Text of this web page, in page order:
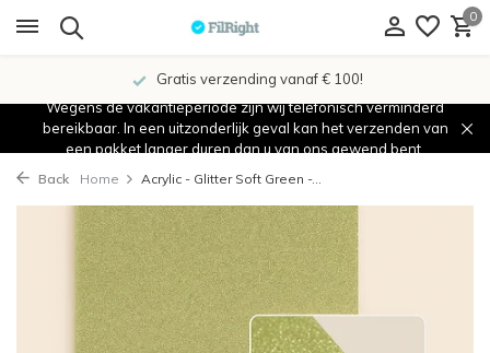
0
Gratis verzending vanaf € 100!
Wegens de vakantieperiode zijn wij telefonisch verminderd
bereikbaar. In een uitzonderlijk geval kan het verzenden van
een pakket langer duren dan u van ons gewend bent.
Back Home Acrylic - Glitter Soft Green -...